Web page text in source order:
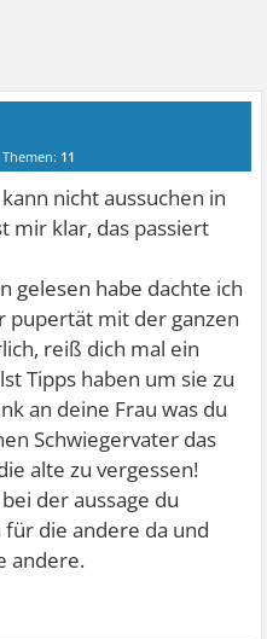
Themen: 11
nicht aussuchen in
mir klar, das passiert
gelesen habe dachte ich
pupertät mit der ganzen
reiß dich mal ein
Tipps haben um sie zu
an deine Frau was du
Schwiegervater das
alte zu vergessen!
der aussage du
die andere da und
andere.